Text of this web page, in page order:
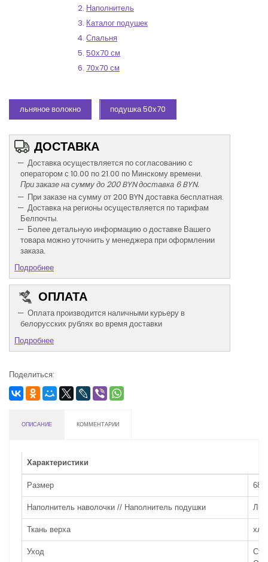
Наполнитель
Каталог подушек
Спальня
50х70 см
70х70 см
льняное волокно подушка 50х70
ДОСТАВКА
Доставка осуществляется по согласованию с
оператором с 10.00 по 21.00 по Минскому времени.
При заказе на сумму до 200 BYN доставка 6 BYN.
При заказе на сумму от 200 BYN доставка бесплатная.
Доставка на регионы осуществляется по тарифам
Белпочты.
Более детальную информацию о доставке Вашего
товара можно уточнить у менеджера при оформлении
заказа.
Подробнее
ОПЛАТА
Оплата производится наличными курьеру в
белорусских рублях во время доставки
Подробнее
Поделиться:
ОПИСАНИЕ КОММЕНТАРИИ
Характеристики
Размер
Наполнитель наволочки // Наполнитель подушки
Ткань верха
Уход